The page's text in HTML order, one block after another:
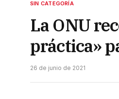
SIN CATEGORÍA
La ONU
práctica»
26 de junio de 2021